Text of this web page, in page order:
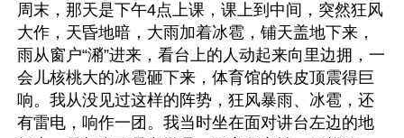
周末，那天是下午4点上课，课上到中间，突然狂风
大作，天昏地暗，大雨加着冰雹，铺天盖地下来，
雨从窗户“潲”进来，看台上的人动起来向里边拥，一
会儿核桃大的冰雹砸下来，体育馆的铁皮顶震得巨
响。我从没见过这样的阵势，狂风暴雨、冰雹，还
有雷电，响作一团。我当时坐在面对讲台左边的地